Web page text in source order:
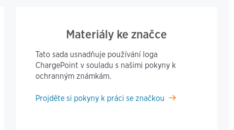
Materiály ke značce
Tato sada usnadňuje používání loga
ChargePoint v souladu s našimi pokyny k
ochranným známkám.
Projděte si pokyny k práci se značkou